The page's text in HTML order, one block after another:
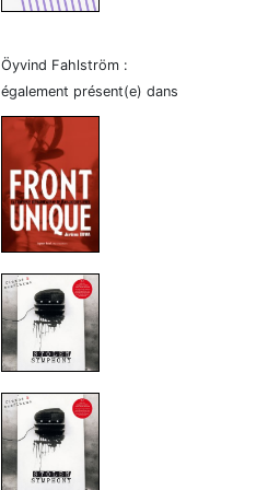
Öyvind Fahlström :
également présent(e) dans